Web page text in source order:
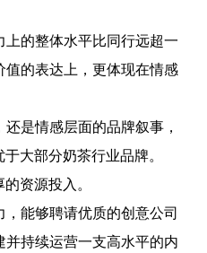
的整体水平比同行远超一
的表达上，更体现在情感
是情感层面的品牌叙事，
大部分奶茶行业品牌。
资源投入。
能够聘请优质的创意公司
持续运营一支高水平的内